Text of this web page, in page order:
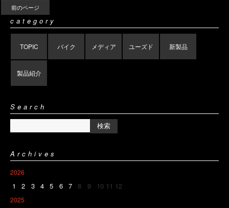
前のページ
category
TOPIC バイク メディア ユーズド 新製品
製品紹介
Search
Archives
2026
1 2 3 4 5 6 7 8 9 10 11 12
2025